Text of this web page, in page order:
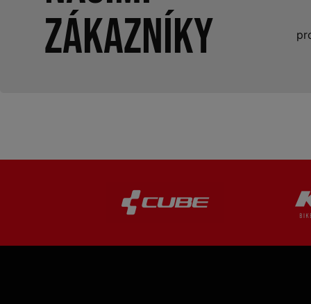
zákazníky